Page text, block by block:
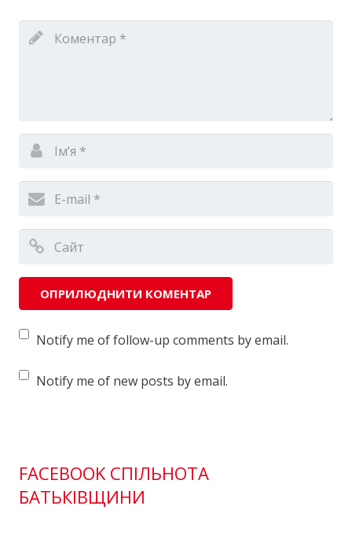
Notify me of follow-up comments by email.
Notify me of new posts by email.
FACEBOOK СПІЛЬНОТА
БАТЬКІВЩИНИ